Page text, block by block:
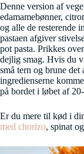
Denne version af
edamamebønner,
og alle de resterende
pastaen afgiver
pot pasta. Prikkes
dejlig smag. Hvis du
små tern og brune det
ingredienserne
på bordet i løbet af
Er du mere til kød i
med chorizo, spinat